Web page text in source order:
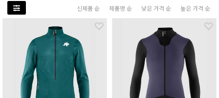
신제품 순 제품명 순 낮은 가격 순 높은 가격 순